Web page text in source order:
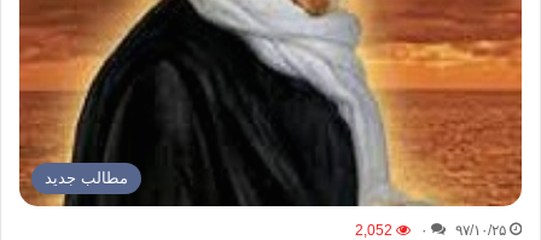
مطالب جدید
۹۷/۱۰/۲۵ ۰ 2,052